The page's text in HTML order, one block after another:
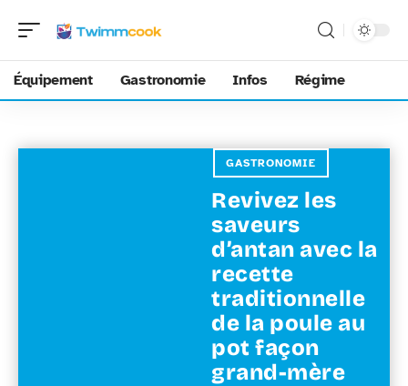
Équipement Gastronomie Infos Régime
GASTRONOMIE
Revivez les
saveurs
d’antan avec la
recette
traditionnelle
de la poule au
pot façon
grand-mère